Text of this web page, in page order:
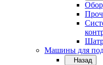
Машины для
Назад